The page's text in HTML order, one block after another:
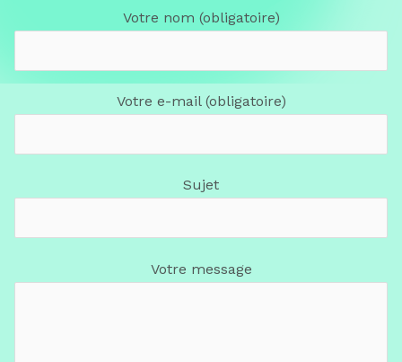
Votre nom (obligatoire)
Votre e-mail (obligatoire)
Sujet
Votre message